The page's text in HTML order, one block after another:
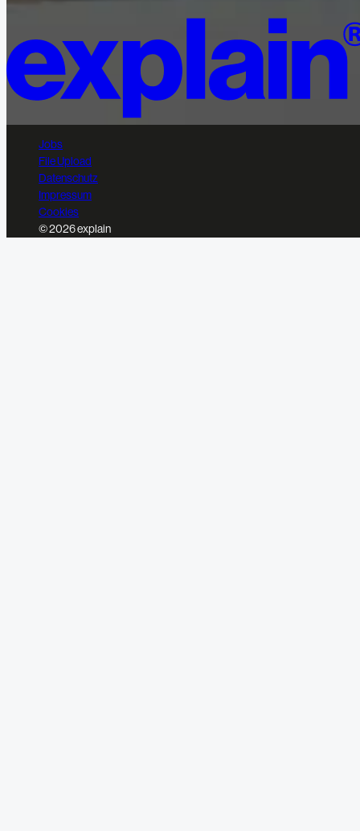
Jobs
File Upload
Datenschutz
Impressum
Cookies
© 2026 explain